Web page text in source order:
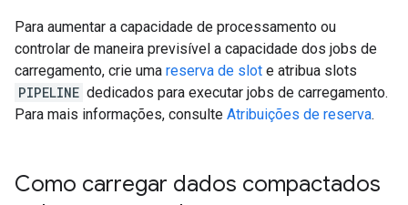
Para aumentar a capacidade de processamento ou
controlar de maneira previsível a capacidade dos jobs de
carregamento, crie uma reserva de slot e atribua slots
PIPELINE dedicados para executar jobs de carregamento.
Para mais informações, consulte Atribuições de reserva.
Como carregar dados compactados